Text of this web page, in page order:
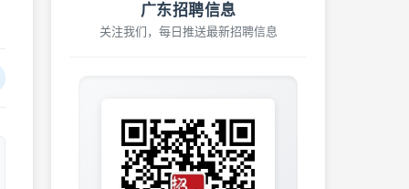
广东招聘信息
关注我们，每日推送最新招聘信息